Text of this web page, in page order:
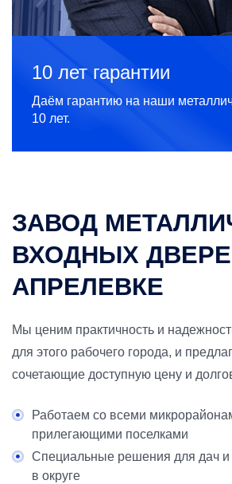
10 лет гарантии
Даём гарантию на наши
10 лет.
ЗАВОД
ВХОДНЫХ
АПРЕЛЕВКЕ
Мы ценим практичность и
для этого рабочего города, и
сочетающие доступную цену и
Работаем со всеми
прилегающими поселками
Специальные решения для дач и
в округе